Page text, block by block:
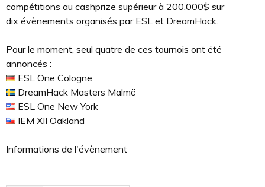
compétitions au cashprize supérieur à 200,000$ sur
dix évènements organisés par ESL et DreamHack.
Pour le moment, seul quatre de ces tournois ont été
annoncés :
ESL One Cologne
DreamHack Masters Malmö
ESL One New York
IEM XII Oakland
Informations de l'évènement